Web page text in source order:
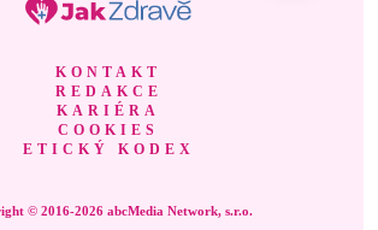
KONTAKT
REDAKCE
KARIÉRA
COOKIES
ETICKÝ KODEX
© 2016-2026 abcMedia Network, s.r.o.